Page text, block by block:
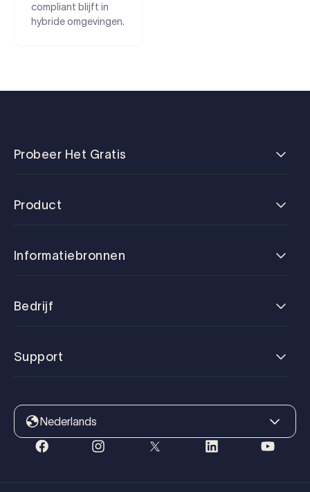
compliant blijft in
hybride omgevingen.
Probeer Het Gratis
Product
Informatiebronnen
Bedrijf
Support
Nederlands